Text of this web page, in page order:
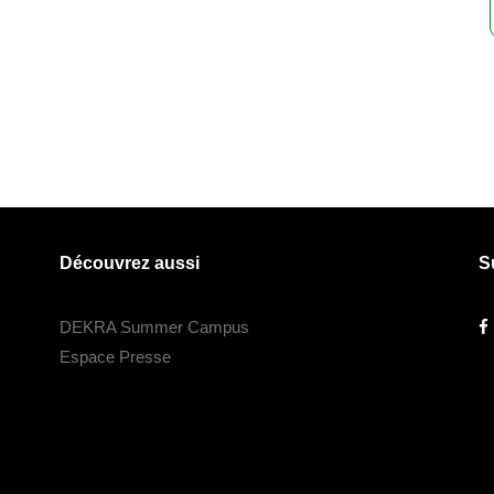
Découvrez aussi
DEKRA Summer Campus
Espace Presse